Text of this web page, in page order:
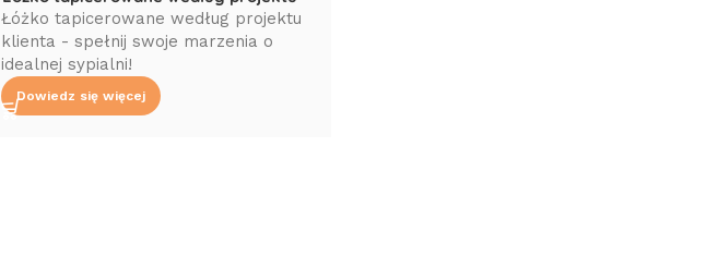
Łóżko tapicerowane według projektu
klienta - spełnij swoje marzenia o
idealnej sypialni!
Dowiedz się więcej